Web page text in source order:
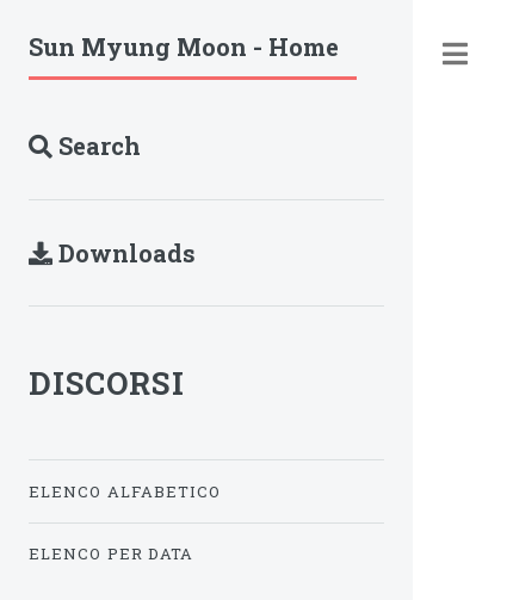
Sun Myung Moon - Home
Search
Downloads
DISCORSI
ELENCO ALFABETICO
ELENCO PER DATA